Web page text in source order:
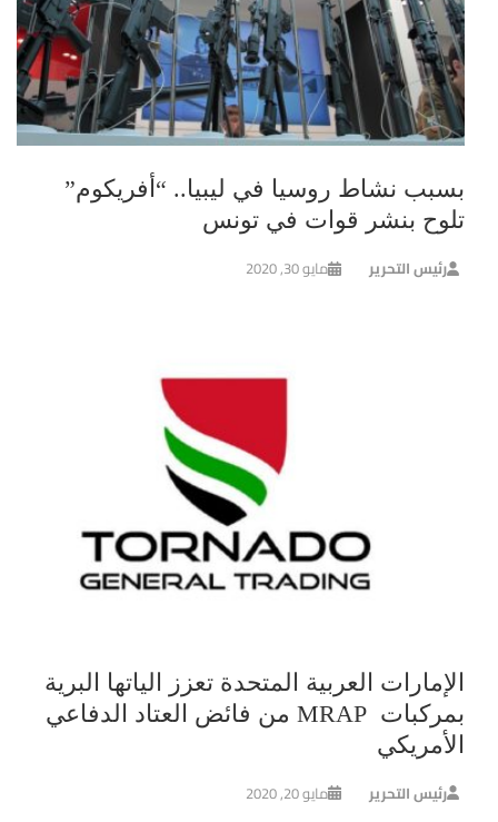
بسبب نشاط روسيا في ليبيا.. “أفريكوم”
تلوح بنشر قوات في تونس
رئيس التحرير مايو 30, 2020
الإمارات العربية المتحدة تعزز الياتها البرية
بمركبات MRAP من فائض العتاد الدفاعي
الأمريكي
رئيس التحرير مايو 20, 2020